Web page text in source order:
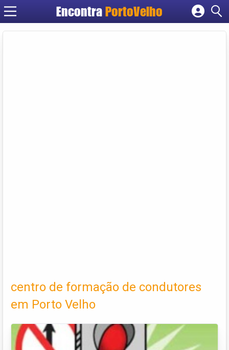
EncontraPortoVelho
Cadastrar empresa
centro de formação de condutores
em Porto Velho